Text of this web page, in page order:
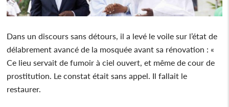
Dans un discours sans détours, il a levé le voile sur l’état de
délabrement avancé de la mosquée avant sa rénovation : «
Ce lieu servait de fumoir à ciel ouvert, et même de cour de
prostitution. Le constat était sans appel. Il fallait le
restaurer.